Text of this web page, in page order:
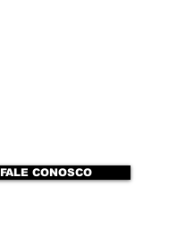
FALE CONOSCO